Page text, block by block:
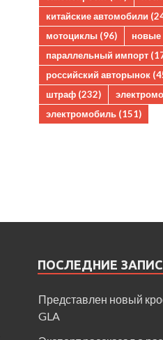
китайские автомобили
мотоциклы (96) новые
параллельный импорт
российский авторынок
штраф (232)
электромобиль (151)
ПОСЛЕДНИЕ
Представлен новый
GLA